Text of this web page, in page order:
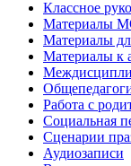
Классное
Материалы
Материалы
Материалы к
Работа с
Социальная
Сценарии
Аудиозаписи